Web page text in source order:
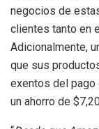
negocios de
clientes tanto en
Adicionalmente,
que sus
exentos del
un ahorro de